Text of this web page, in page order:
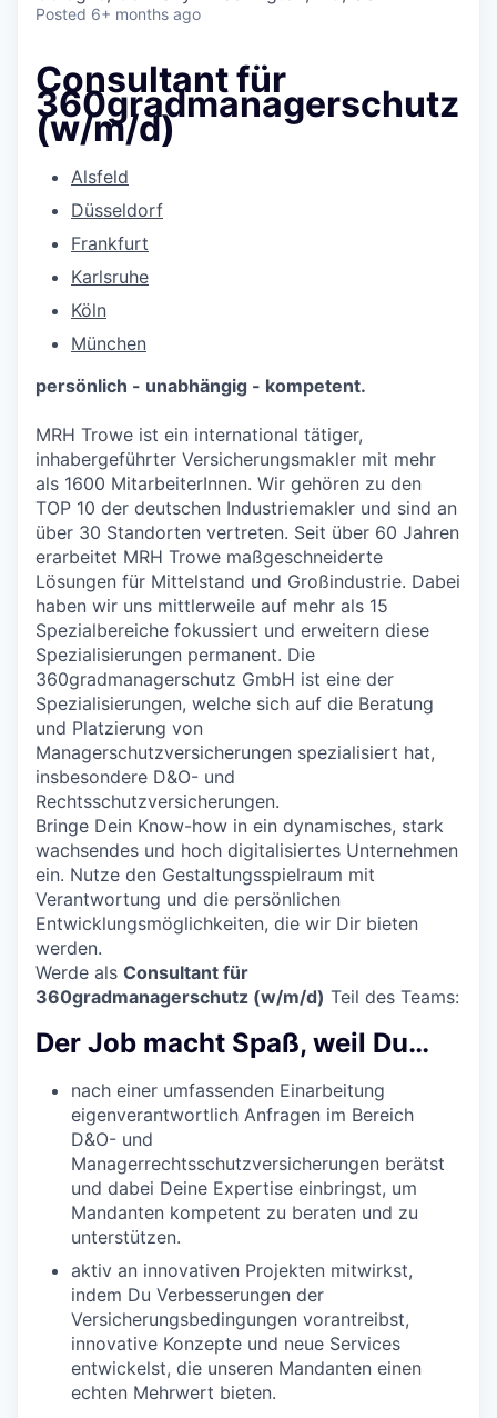
Posted 6+ months ago
Consultant für
360gradmanagerschutz
(w/m/d)
Alsfeld
Düsseldorf
Frankfurt
Karlsruhe
Köln
München
persönlich - unabhängig - kompetent.
MRH Trowe ist ein international tätiger,
inhabergeführter Versicherungsmakler mit mehr
als 1600 MitarbeiterInnen. Wir gehören zu den
TOP 10 der deutschen Industriemakler und sind an
über 30 Standorten vertreten. Seit über 60 Jahren
erarbeitet MRH Trowe maßgeschneiderte
Lösungen für Mittelstand und Großindustrie. Dabei
haben wir uns mittlerweile auf mehr als 15
Spezialbereiche fokussiert und erweitern diese
Spezialisierungen permanent. Die
360gradmanagerschutz GmbH ist eine der
Spezialisierungen, welche sich auf die Beratung
und Platzierung von
Managerschutzversicherungen spezialisiert hat,
insbesondere D&O- und
Rechtsschutzversicherungen.
Bringe Dein Know-how in ein dynamisches, stark
wachsendes und hoch digitalisiertes Unternehmen
ein. Nutze den Gestaltungsspielraum mit
Verantwortung und die persönlichen
Entwicklungsmöglichkeiten, die wir Dir bieten
werden.
Werde als Consultant für
360gradmanagerschutz (w/m/d) Teil des Teams:
Der Job macht Spaß, weil Du…
nach einer umfassenden Einarbeitung
eigenverantwortlich Anfragen im Bereich
D&O- und
Managerrechtsschutzversicherungen berätst
und dabei Deine Expertise einbringst, um
Mandanten kompetent zu beraten und zu
unterstützen.
aktiv an innovativen Projekten mitwirkst,
indem Du Verbesserungen der
Versicherungsbedingungen vorantreibst,
innovative Konzepte und neue Services
entwickelst, die unseren Mandanten einen
echten Mehrwert bieten.